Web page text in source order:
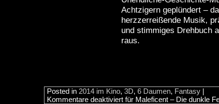
Achtzigern geplündert –
herzzerreißende Musik,
und stimmiges Drehbuch
raus.
Posted in 2014 im Kino, 3D, 6 Daumen, Fantasy |
Kommentare deaktiviert für Maleficent – Die dunkle